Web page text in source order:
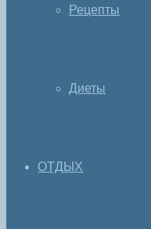
Рецепты
Диеты
ОТДЫХ